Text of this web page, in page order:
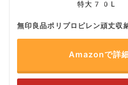
無印良品ポリプロピレン頑丈
Amazonで詳